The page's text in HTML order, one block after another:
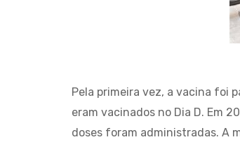
Pela primeira vez, a vacina foi
eram vacinados no Dia D. Em
doses foram administradas. A